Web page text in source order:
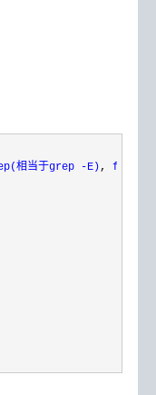
相当于grep -E), fgrep